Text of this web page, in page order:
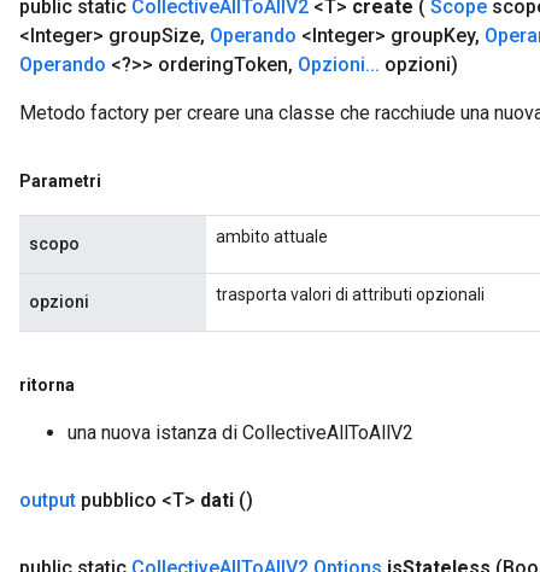
public static CollectiveAllToAllV2 <T> create ( Scope
<Integer> groupSize, Operando <Integer> groupKey,
Operando <?>> orderingToken, Opzioni... opzioni)
Metodo factory per creare una classe che racchiude una
Parametri
scopo ambito attuale
opzioni trasporta valori di attributi opzionali
ritorna
una nuova istanza di CollectiveAllToAllV2
output pubblico <T> dati ()